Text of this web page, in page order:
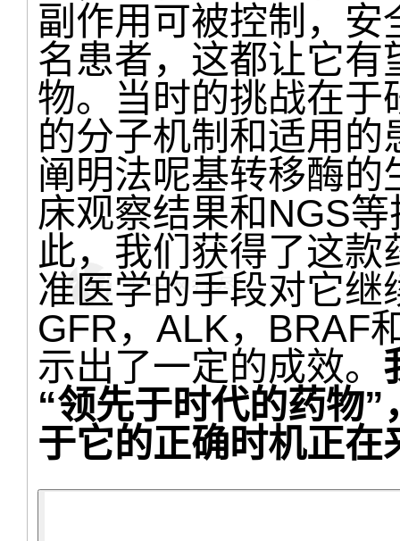
副作用可被控制，
名患者，这都让它
物。当时的挑战在
的分子机制和适用
阐明法呢基转移酶
床观察结果和NGS
此，我们获得了这
准医学的手段对它
GFR，ALK，BRAF
示出了一定的成效。
“领先于时代的药物
于它的正确时机正在